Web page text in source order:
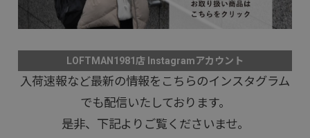
LOFTMAN1981店 Instagramアカウント
入荷速報など最新の情報をこちらのインスタグラム
でも配信いたしております。
是非、下記よりご覧くださいませ。